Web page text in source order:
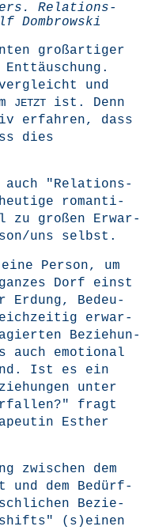
Rela­ti­ons­
groß­ar­ti­ger
und
JETZT ist. Denn
erfah­ren, dass
dies
"Rela­ti­ons­
roman­ti­
zu gro­ßen Erwar­
uns selbst.
Per­son, um
Dorf einst
Erdung, Bedeu­
erwar­
Bezie­hun­
auch emo­tio­nal
Ist es ein
unter
fragt
Esther
zwi­schen dem
und dem Bedürf­
Bezie­
(s)einen